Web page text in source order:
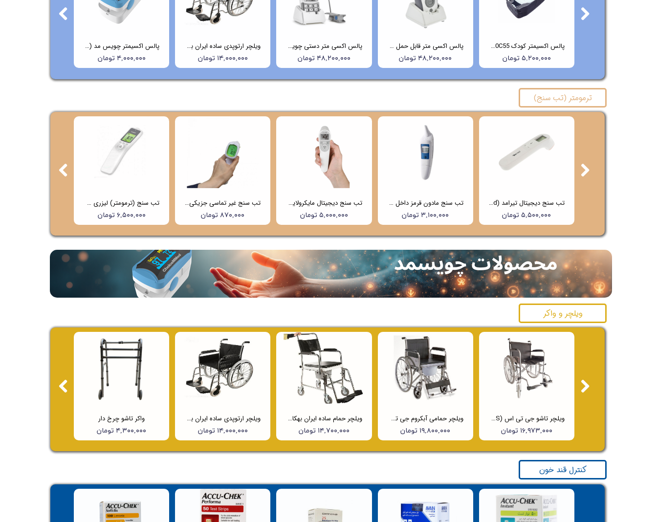
پالس اکسیمتر چویس مد (Choicemmed) مدل C29
۴,۰۰۰,۰۰۰ تومان
ویلچر ارتوپدی ساده ایران بهکار مدل 703
۱۴,۰۰۰,۰۰۰ تومان
پالس اکسی متر دستی چویس مد (Choicemmed) مدل MD300M
۴۸,۲۰۰,۰۰۰ تومان
پالس اکسی متر قابل حمل چویسمد (Choicemmed) مدل MD300K2
۴۸,۲۰۰,۰۰۰ تومان
پالس اکسیمتر کودک ChoiceMMed-MD300C55
۵,۲۰۰,۰۰۰ تومان
تب سنج (ترمومتر) لیزری هابدیک (hubdic) مدل HFS1000 (4 سال گارانتی)
۶,۵۰۰,۰۰۰ تومان
تب سنج غیر تماسی جزیکی (Jziki) مدل 601
۸۷۰,۰۰۰ تومان
تب سنج دیجیتال مایکرولایف (Microlife) مدل NC200
۵,۰۰۰,۰۰۰ تومان
تب سنج مادون قرمز داخل گوشی هابدیک (hubdic) مدل net100 (4 سال گارانتی)
۳,۱۰۰,۰۰۰ تومان
تب سنج دیجیتال تیرامد (Tiramed) مدل PG-IRT1602
۵,۵۰۰,۰۰۰ تومان
ترمومتر (تب سنج)
واکر تاشو چرخ دار
۴,۳۰۰,۰۰۰ تومان
ویلچر ارتوپدی ساده ایران بهکار مدل 703
۱۴,۰۰۰,۰۰۰ تومان
ویلچر حمام ساده ایران بهکار 790
۱۴,۷۰۰,۰۰۰ تومان
ویلچر حمامی آبکروم جی تی اس (JTS) مدل 681
۱۹,۸۰۰,۰۰۰ تومان
ویلچر تاشو جی تی اس (JTS) مدل 809A
۱۶,۹۷۳,۰۰۰ تومان
ویلچر و واکر
کنترل قند خون